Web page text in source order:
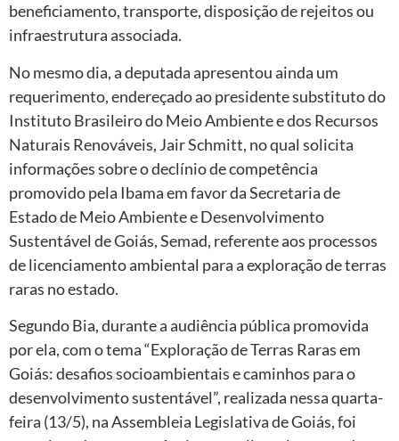
beneficiamento, transporte, disposição de rejeitos ou
infraestrutura associada.
No mesmo dia, a deputada apresentou ainda um
requerimento, endereçado ao presidente substituto do
Instituto Brasileiro do Meio Ambiente e dos Recursos
Naturais Renováveis, Jair Schmitt, no qual solicita
informações sobre o declínio de competência
promovido pela Ibama em favor da Secretaria de
Estado de Meio Ambiente e Desenvolvimento
Sustentável de Goiás, Semad, referente aos processos
de licenciamento ambiental para a exploração de terras
raras no estado.
Segundo Bia, durante a audiência pública promovida
por ela, com o tema “Exploração de Terras Raras em
Goiás: desafios socioambientais e caminhos para o
desenvolvimento sustentável”, realizada nessa quarta-
feira (13/5), na Assembleia Legislativa de Goiás, foi